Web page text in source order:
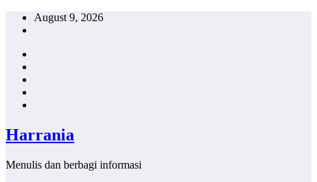
Skip
August 9, 2026
Harrania
Menulis dan berbagi informasi